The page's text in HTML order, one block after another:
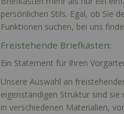
persönlichen Stils. Egal, ob Sie
Funktionen suchen, bei uns
Freistehende Briefkästen:
Ein Statement für Ihren
Unsere Auswahl an
eigenständigen Struktur sind
in verschiedenen Materialien,